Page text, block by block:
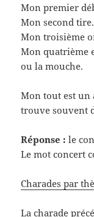
Mon premier
Mon second tire.
Mon troisième
Mon quatrième
ou la mouche.
Mon tout est un
trouve souvent
Réponse : le
Le mot concert
Charades par
La charade